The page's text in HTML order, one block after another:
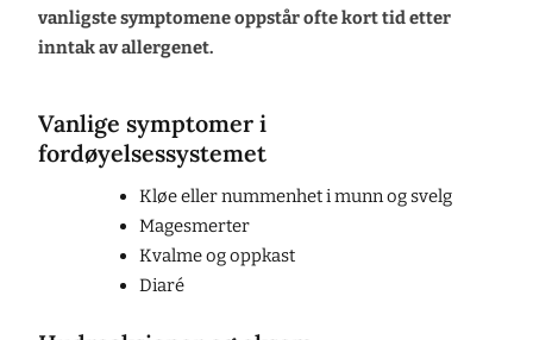
vanligste symptomene oppstår ofte kort tid etter
inntak av allergenet.
Vanlige symptomer i
fordøyelsessystemet
Kløe eller nummenhet i munn og svelg
Magesmerter
Kvalme og oppkast
Diaré